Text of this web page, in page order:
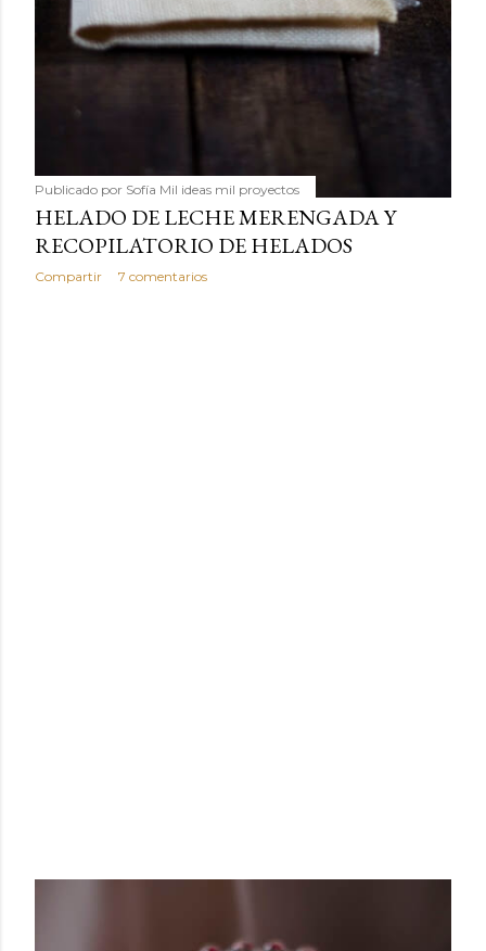
Publicado por Sofía Mil ideas mil proyectos
HELADO DE LECHE MERENGADA Y
RECOPILATORIO DE HELADOS
Compartir 7 comentarios